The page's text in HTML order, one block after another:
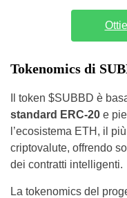
Tokenomics di
Il token $SUBBD è
standard ERC-20 e
l’ecosistema ETH, il
criptovalute, offrendo
dei contratti intelligenti.
La tokenomics del